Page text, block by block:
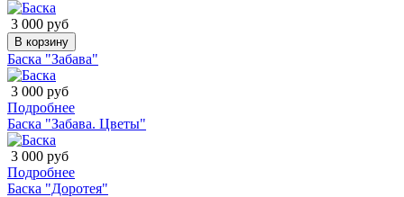
3 000 руб
В корзину
Баска "Забава"
3 000 руб
Подробнее
Баска "Забава. Цветы"
3 000 руб
Подробнее
Баска "Доротея"